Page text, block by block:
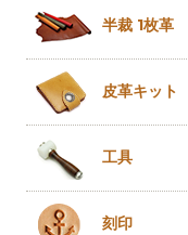
半裁 1枚革
皮革キット
工具
刻印